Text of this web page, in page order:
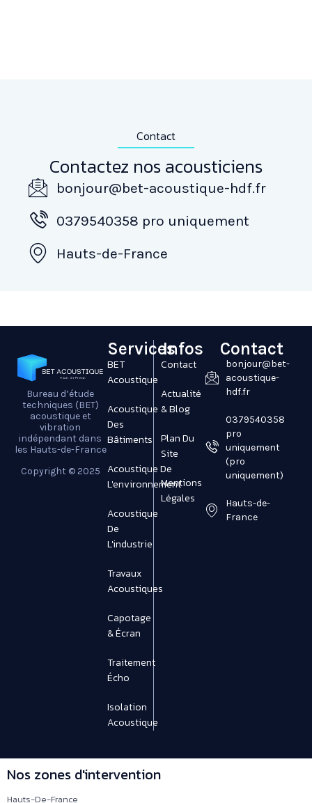
Contact
Contactez nos acousticiens
bonjour@bet-acoustique-hdf.fr
0379540358 pro uniquement
Hauts-de-France
Bureau d’étude
techniques (BET)
acoustique et
vibration
indépendant dans
les Hauts-de-France
Copyright © 2025
Services
BET
Acoustique
Acoustique
Des
Bâtiments
Acoustique De
L'environnement
Acoustique
De
L'industrie
Travaux
Acoustiques
Capotage
& Écran
Traitement
Écho
Isolation
Acoustique
Infos
Contact
Actualité
& Blog
Plan Du
Site
Mentions
Légales
Contact
bonjour@bet-
acoustique-
hdf.fr
0379540358
pro
uniquement
(pro
uniquement)
Hauts-de-
France
Nos zones d'intervention
Hauts-De-France